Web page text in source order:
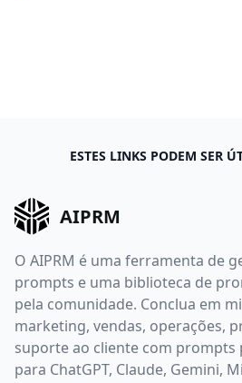
ESTES LINKS PODEM SER
AIPRM
O AIPRM é uma ferramenta de
prompts e uma biblioteca de
pela comunidade. Conclua em
marketing, vendas, operações,
suporte ao cliente com prompts
para ChatGPT, Claude, Gemini,